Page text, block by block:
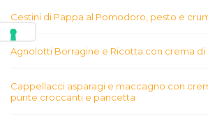
Cestini di Pappa al Pomodoro, pesto e
Agnolotti Borragine e Ricotta con crema di
Cappellacci asparagi e maccagno con
punte croccanti e pancetta